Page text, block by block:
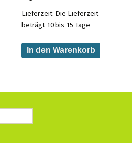
Lieferzeit: Die Lieferzeit
beträgt 10 bis 15 Tage
In den Warenkorb